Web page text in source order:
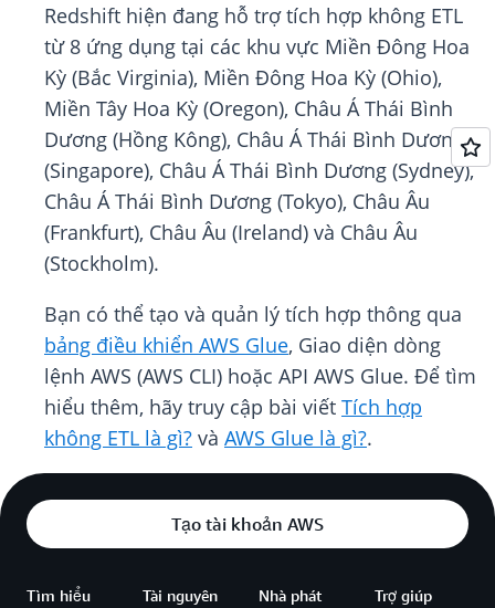
Redshift hiện đang hỗ trợ tích hợp không ETL
từ 8 ứng dụng tại các khu vực Miền Đông Hoa
Kỳ (Bắc Virginia), Miền Đông Hoa Kỳ (Ohio),
Miền Tây Hoa Kỳ (Oregon), Châu Á Thái Bình
Dương (Hồng Kông), Châu Á Thái Bình Dương
(Singapore), Châu Á Thái Bình Dương (Sydney),
Châu Á Thái Bình Dương (Tokyo), Châu Âu
(Frankfurt), Châu Âu (Ireland) và Châu Âu
(Stockholm).
Bạn có thể tạo và quản lý tích hợp thông qua
bảng điều khiển AWS Glue, Giao diện dòng
lệnh AWS (AWS CLI) hoặc API AWS Glue. Để tìm
hiểu thêm, hãy truy cập bài viết Tích hợp
không ETL là gì? và AWS Glue là gì?.
Tạo tài khoản AWS
Tìm hiểu Tài nguyên
Nhà phát
Trợ giúp